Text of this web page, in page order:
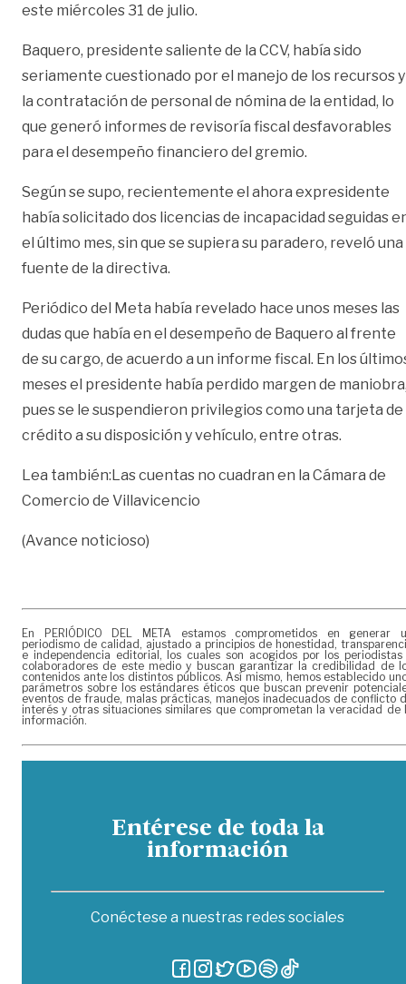
este miércoles 31 de julio.
Baquero, presidente saliente de la CCV, había sido
seriamente cuestionado por el manejo de los recursos y
la contratación de personal de nómina de la entidad, lo
que generó informes de revisoría fiscal desfavorables
para el desempeño financiero del gremio.
Según se supo, recientemente el ahora expresidente
había solicitado dos licencias de incapacidad seguidas
el último mes, sin que se supiera su paradero, reveló una
fuente de la directiva.
Periódico del Meta había revelado hace unos meses las
dudas que había en el desempeño de Baquero al frente
de su cargo, de acuerdo a un informe fiscal. En los
meses el presidente había perdido margen de
pues se le suspendieron privilegios como una tarjeta de
crédito a su disposición y vehículo, entre otras.
Lea también:Las cuentas no cuadran en la Cámara de
Comercio de Villavicencio
(Avance noticioso)
En PERIÓDICO DEL META estamos comprometidos en generar
periodismo de calidad, ajustado a principios de honestidad,
e independencia editorial, los cuales son acogidos por los periodistas
colaboradores de este medio y buscan garantizar la credibilidad de
contenidos ante los distintos públicos. Así mismo, hemos establecido
parámetros sobre los estándares éticos que buscan prevenir
eventos de fraude, malas prácticas, manejos inadecuados de conflicto
interés y otras situaciones similares que comprometan la veracidad de
información.
Entérese de toda la
información
Conéctese a nuestras redes sociales